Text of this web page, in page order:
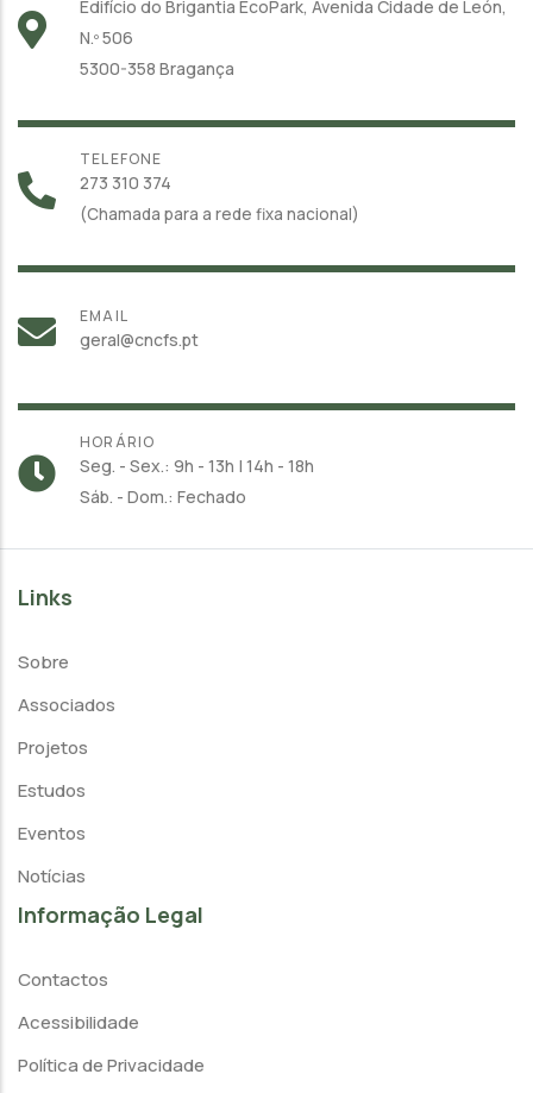
Edifício do Brigantia EcoPark, Avenida Cidade de León,
N.º 506
5300-358 Bragança
TELEFONE
273 310 374
(Chamada para a rede fixa nacional)
EMAIL
geral@cncfs.pt
HORÁRIO
Seg. - Sex.: 9h - 13h | 14h - 18h
Sáb. - Dom.: Fechado
Links
Sobre
Associados
Projetos
Estudos
Eventos
Notícias
Informação Legal
Contactos
Acessibilidade
Política de Privacidade